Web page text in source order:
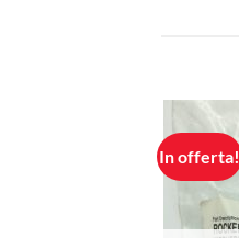
In offerta!